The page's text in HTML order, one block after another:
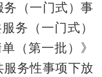
（一门式）事
务（一门式）
（第一批）》
服务性事项下放